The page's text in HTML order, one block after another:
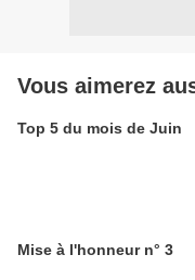
Vous aimerez
Top 5 du mois de Juin
Mise à l'honneur n° 3